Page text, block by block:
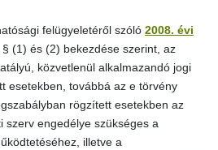
felügyeletéről szóló 2008. évi
§ (1) és (2) bekezdése szerint, az
közvetlenül alkalmazandó jogi
esetekben, továbbá az e törvény
rögzített esetekben az
szerv engedélye szükséges a
illetve a